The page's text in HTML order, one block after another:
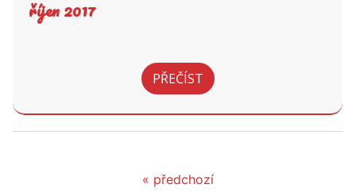
říjen 2017
PŘEČÍST
« předchozí